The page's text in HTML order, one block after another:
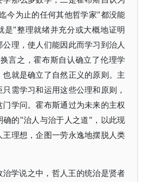
今为止的任何其他哲学家"都没能
是"整理就绪并充分或大概地证明
理，使人们能因此而学习到治人
言之，霍布斯自认确立了伦理学
就是确立了自然正义的原则。主
需学习和运用这些公理和原则，
学问。霍布斯通过为未来的主权
确的"治人与治于人之道"，以此现
王理想，企图一劳永逸地摆脱人类
学说之中，哲人王的统治是贤者